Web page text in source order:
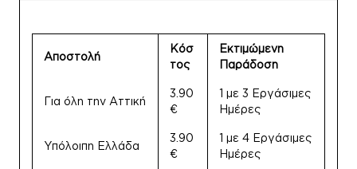
Αποστολή
Κόσ
τος
Εκτιμώμενη
Παράδοση
Για όλη την Αττική
3.90
€
1 με 3 Εργάσιμες
Ημέρες
Υπόλοιπη Ελλάδα
3.90
€
1 με 4 Εργάσιμες
Ημέρες